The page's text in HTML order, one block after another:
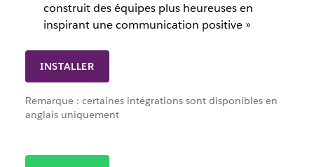
INSTALLER
construit des équipes plus heureuses en
inspirant une communication positive »
Remarque : certaines intégrations sont disponibles en
anglais uniquement